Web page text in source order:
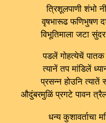
त्रिशूलपाणी शंभो
वृषभारूढ फणिभुषण
विभूतिमाला जटा
पडलें गोहत्येचें पातक
त्यानें तप मांडिलें
प्रसन्न होउनि त्यातें
औदुंबरमुळिं प्रगटे पावन
धन्य कुशावर्ताचा